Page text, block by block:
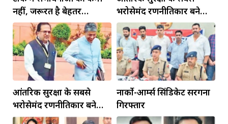
नहीं, जरूरत है बेहतर
इंफ्रास्ट्रक्चर की
भरोसेमंद रणनीतिकार बने
रहेंगे गोविंद मोहन
आंतरिक सुरक्षा के सबसे
भरोसेमंद रणनीतिकार बने
रहेंगे गोविंद मोहन
नार्को-आर्म्स सिंडिकेट सरगना
गिरफ्तार